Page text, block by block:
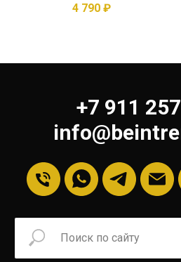
4 790 ₽
+7 911